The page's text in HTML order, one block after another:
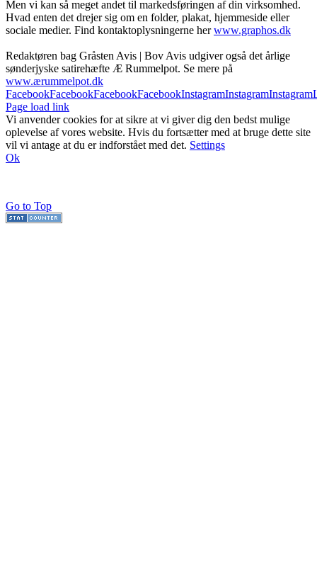
Men vi kan så meget andet til markedsføringen af din virksomhed.
Hvad enten det drejer sig om en folder, plakat, hjemmeside eller
sociale medier. Find kontaktoplysningerne herwww.graphos.dk
Redaktøren bag Gråsten Avis | Bov Avis udgiver også det årlige
sønderjyske satirehæfte Æ Rummelpot. Se mere på
www.ærummelpot.dk
FacebookFacebookFacebookFacebookInstagramInstagramInstagram
Page load link
Vi anvender cookies for at sikre at vi giver dig den bedst mulige
oplevelse af vores website. Hvis du fortsætter med at bruge dette site
vil vi antage at du er indforstået med det. Settings
Ok
Go to Top